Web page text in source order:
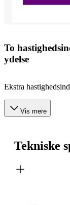
To
ydelse
Ekstra
Vis mere
Tekniske